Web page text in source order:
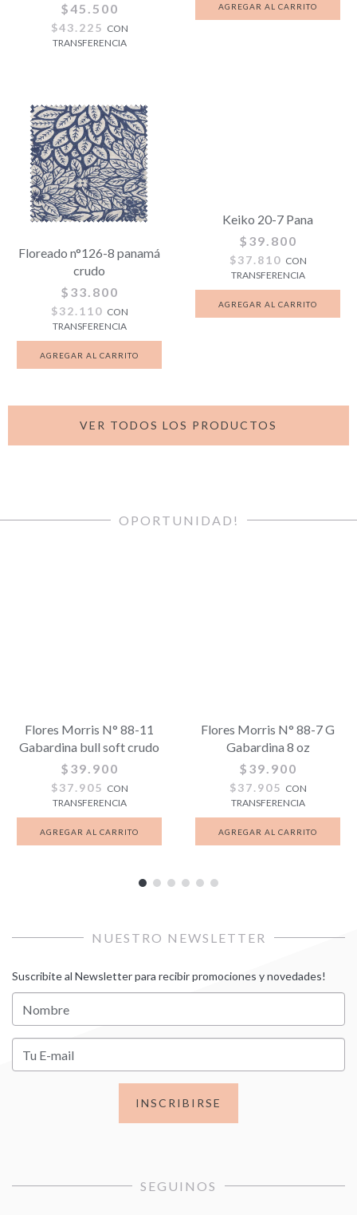
$45.500
$43.225 CON
TRANSFERENCIA
Floreado n°126-8 panamá
crudo
$33.800
$32.110 CON
TRANSFERENCIA
Keiko 20-7 Pana
$39.800
$37.810 CON
TRANSFERENCIA
VER TODOS LOS PRODUCTOS
OPORTUNIDAD!
Flores Morris N° 88-11
Gabardina bull soft crudo
$39.900
$37.905 CON
TRANSFERENCIA
Flores Morris N° 88-7 G
Gabardina 8 oz
$39.900
$37.905 CON
TRANSFERENCIA
NUESTRO NEWSLETTER
Suscribite al Newsletter para recibir promociones y novedades!
SEGUINOS